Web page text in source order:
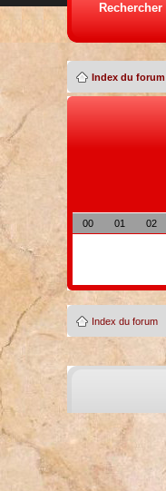
Rechercher
Index du forum
00 01 02
Index du forum